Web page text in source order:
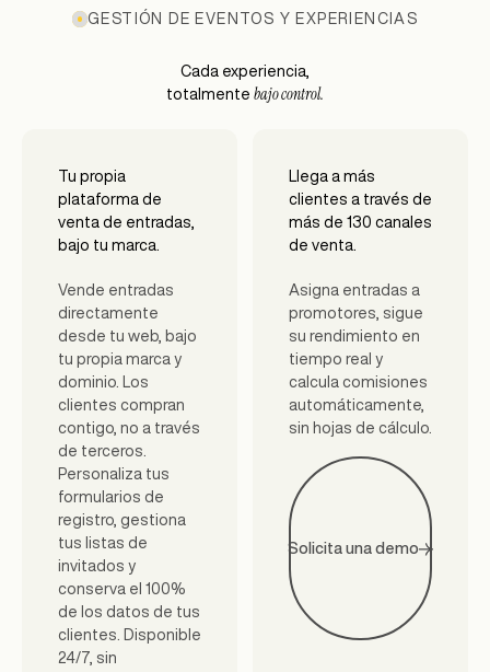
GESTIÓN DE EVENTOS Y EXPERIENCIAS
Cada experiencia,
totalmente bajo control.
Tu propia
plataforma de
venta de entradas,
bajo tu marca.
Vende entradas
directamente
desde tu web, bajo
tu propia marca y
dominio. Los
clientes compran
contigo, no a través
de terceros.
Personaliza tus
formularios de
registro, gestiona
tus listas de
invitados y
conserva el 100%
de los datos de tus
clientes. Disponible
24/7, sin
Llega a más
clientes a través de
más de 130 canales
de venta.
Asigna entradas a
promotores, sigue
su rendimiento en
tiempo real y
calcula comisiones
automáticamente,
sin hojas de cálculo.
Solicita una demo